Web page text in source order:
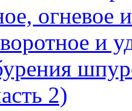
огневое
и
2)